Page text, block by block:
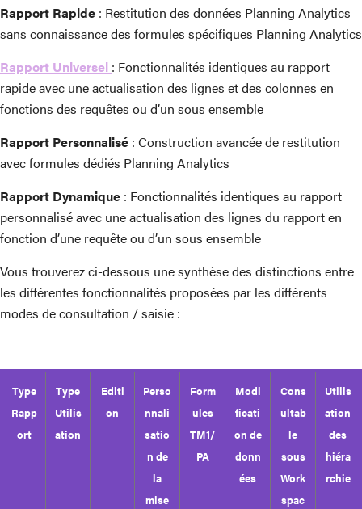
Rapport Rapide : Restitution des données Planning Analytics
sans connaissance des formules spécifiques Planning Analytics
Rapport Universel : Fonctionnalités identiques au rapport
rapide avec une actualisation des lignes et des colonnes en
fonctions des requêtes ou d’un sous ensemble
Rapport Personnalisé : Construction avancée de restitution
avec formules dédiés Planning Analytics
Rapport Dynamique : Fonctionnalités identiques au rapport
personnalisé avec une actualisation des lignes du rapport en
fonction d’une requête ou d’un sous ensemble
Vous trouverez ci-dessous une synthèse des distinctions entre
les différentes fonctionnalités proposées par les différents
modes de consultation / saisie :
Type
Rapp
ort
Type
Utilis
ation
Editi
on
Perso
nnali
satio
n de
la
mise
Form
ules
TM1/
PA
Modi
ficati
on de
donn
ées
Cons
ultab
le
sous
Work
spac
Utilis
ation
des
hiéra
rchie